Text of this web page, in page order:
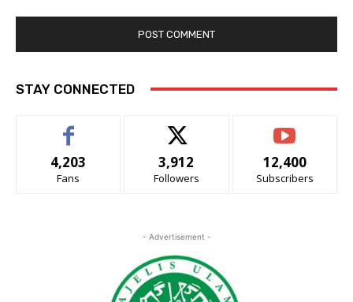
STAY CONNECTED
4,203
Fans
3,912
Followers
12,400
Subscribers
- Advertisement -